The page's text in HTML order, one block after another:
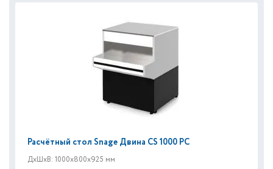
Расчётный стол Snage Двина CS 1000 PC
ДxШxВ: 1000x800x925 мм